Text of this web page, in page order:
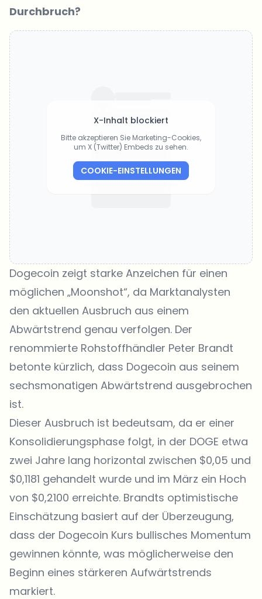
Durchbruch?
X-Inhalt blockiert
Bitte akzeptieren Sie Marketing-Cookies,
um X (Twitter) Embeds zu sehen.
COOKIE-EINSTELLUNGEN
Dogecoin zeigt starke Anzeichen für einen
möglichen „Moonshot“, da Marktanalysten
den aktuellen Ausbruch aus einem
Abwärtstrend genau verfolgen. Der
renommierte Rohstoffhändler Peter Brandt
betonte kürzlich, dass Dogecoin aus seinem
sechsmonatigen Abwärtstrend ausgebrochen
ist.
Dieser Ausbruch ist bedeutsam, da er einer
Konsolidierungsphase folgt, in der DOGE etwa
zwei Jahre lang horizontal zwischen $0,05 und
$0,1181 gehandelt wurde und im März ein Hoch
von $0,2100 erreichte. Brandts optimistische
Einschätzung basiert auf der Überzeugung,
dass der Dogecoin Kurs bullisches Momentum
gewinnen könnte, was möglicherweise den
Beginn eines stärkeren Aufwärtstrends
markiert.